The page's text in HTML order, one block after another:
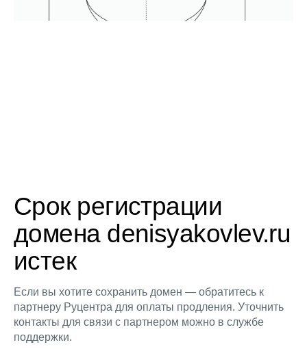
Срок регистрации
домена denisyakovlev.ru
истек
Если вы хотите сохранить домен — обратитесь к
партнеру Руцентра для оплаты продления. Уточнить
контакты для связи с партнером можно в службе
поддержки.